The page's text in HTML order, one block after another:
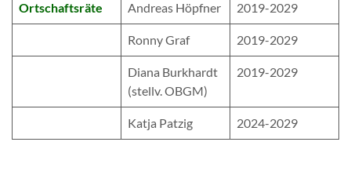
Ortschaftsräte Andreas Höpfner 2019-2029
Ronny Graf 2019-2029
Diana Burkhardt
(stellv. OBGM)
2019-2029
Katja Patzig 2024-2029